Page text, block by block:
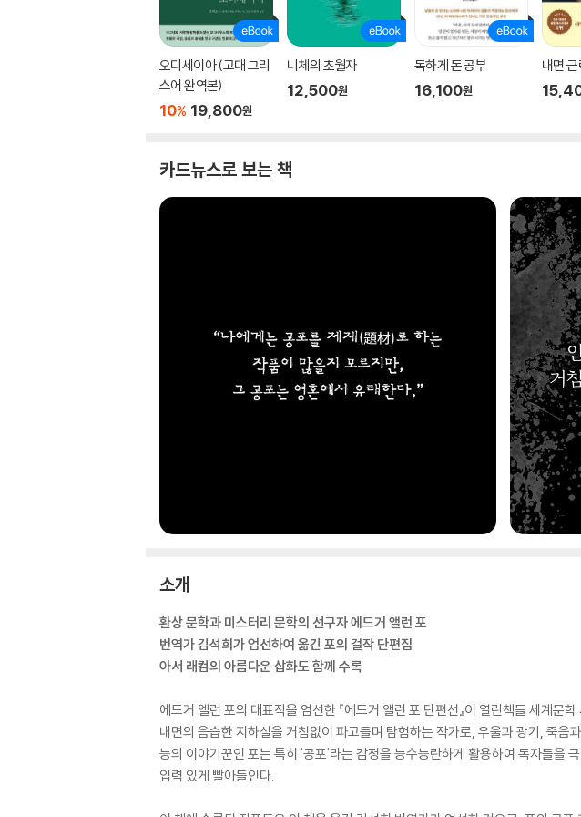
오디세이아 (고대 그리
스어 완역본)
10% 19,800원
니체의 초월자
12,500원
독하게 돈 공부
16,100원
내면
카드뉴스로 보는 책
소개
환상 문학과 미스터리 문학의 선구자 에드거 앨런 포
번역가 김석희가 엄선하여 옮긴 포의 걸작 단편집
아서 래컴의 아름다운 삽화도 함께 수록
에드거 엘런 포의 대표작을 엄선한 『에드거 앨런 포 단편선』이 열린책들 세계
내면의 음습한 지하실을 거침없이 파고들며 탐험하는 작가로, 우울과 광기, 죽
능의 이야기꾼인 포는 특히 '공포'라는 감정을 능수능란하게 활용하여 독자들을
입력 있게 빨아들인다.